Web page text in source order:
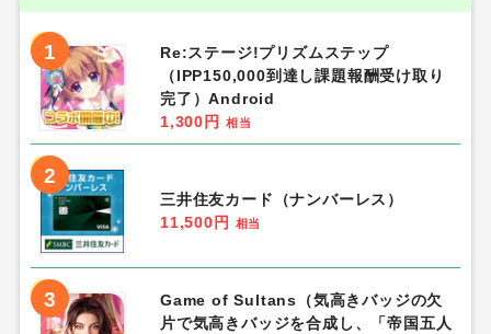
1
Re:ステージ!プリズムステップ
（IPP150,000到達し課題報酬受け取り
完了）Android
1,300円
相当
2
三井住友カード（ナンバーレス）
11,500円
相当
3
Game of Sultans（気高きバッジの欠
片で気高きバッジを合成し、「帝国五人